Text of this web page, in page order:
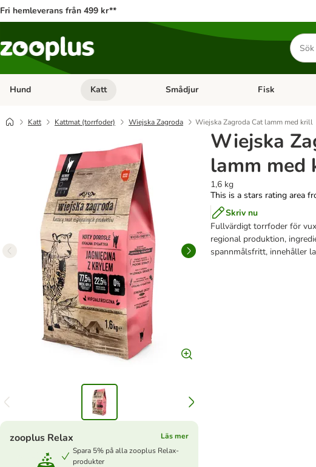
Fri hemleverans från 499 kr**
Sök
efter
Hund Open category menu: Hund
Katt Open category menu: Katt
Smådjur Open category
Fisk
Katt Kattmat (torrfoder) Wiejska Zagroda Wiejska Zagroda Cat lamm med krill
Wiejska
lamm med
1,6 kg
This is a stars rating area
Skriv nu
Fullvärdigt torrfoder för
regional produktion,
spannmålsfritt, innehåller
zooplus Relax
Läs mer
Spara 5% på alla zooplus Relax-
produkter